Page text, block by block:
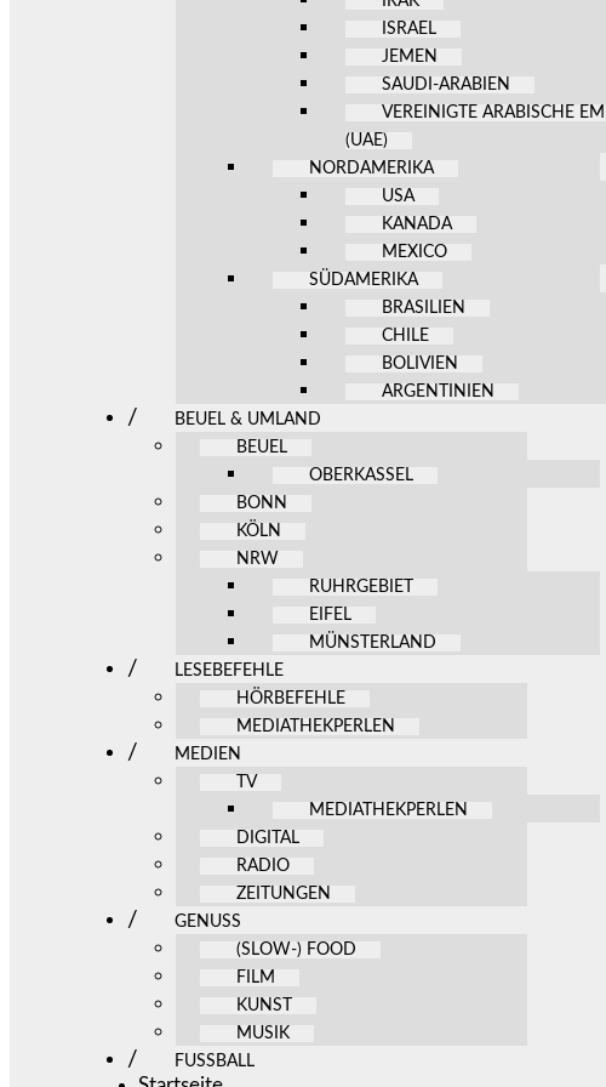
ISRAEL
JEMEN
SAUDI-ARABIEN
VEREINIGTE ARABISCHE
(UAE)
NORDAMERIKA
USA
KANADA
MEXICO
SÜDAMERIKA
BRASILIEN
CHILE
BOLIVIEN
ARGENTINIEN
BEUEL & UMLAND
BEUEL
OBERKASSEL
BONN
KÖLN
NRW
RUHRGEBIET
EIFEL
MÜNSTERLAND
LESEBEFEHLE
HÖRBEFEHLE
MEDIATHEKPERLEN
MEDIEN
TV
MEDIATHEKPERLEN
DIGITAL
RADIO
ZEITUNGEN
GENUSS
(SLOW-) FOOD
FILM
KUNST
MUSIK
FUSSBALL